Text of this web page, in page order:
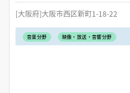
[大阪府]大阪市西区新町1-18-22
音楽分野 映像・放送・音響分野